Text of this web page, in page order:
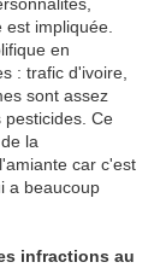
impliquée.
en
: trafic d'ivoire,
sont assez
pesticides. Ce
la
car c'est
a beaucoup
infractions au